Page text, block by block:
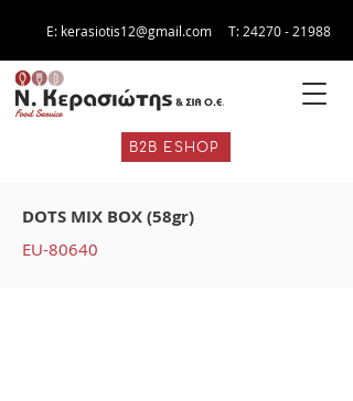
E: kerasiotis12@gmail.com Τ: 24270 - 21988
B2B ESHOP
DOTS MIX BOX (58gr)
EU-80640